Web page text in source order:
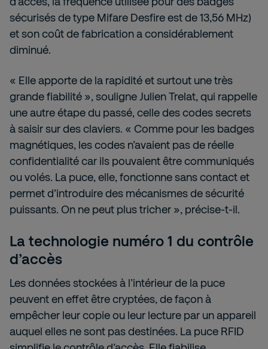
sécurisés de type Mifare Desfire est de 13,56 MHz)
et son coût de fabrication a considérablement
diminué.
« Elle apporte de la rapidité et surtout une très
grande fiabilité », souligne Julien Trelat, qui rappelle
une autre étape du passé, celle des codes secrets
à saisir sur des claviers. « Comme pour les badges
magnétiques, les codes n’avaient pas de réelle
confidentialité car ils pouvaient être communiqués
ou volés. La puce, elle, fonctionne sans contact et
permet d’introduire des mécanismes de sécurité
puissants. On ne peut plus tricher », précise-t-il.
La technologie numéro 1 du contrôle
d’accès
Les données stockées à l’intérieur de la puce
peuvent en effet être cryptées, de façon à
empêcher leur copie ou leur lecture par un appareil
auquel elles ne sont pas destinées. La puce RFID